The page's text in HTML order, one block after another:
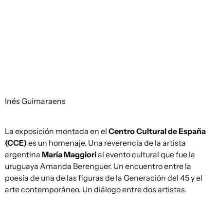
Inés Guimaraens
La exposición montada en el Centro Cultural de España
(CCE)es un homenaje. Una reverencia de la artista
argentina María Maggiorial evento cultural que fue la
uruguaya Amanda Berenguer. Un encuentro entre la
poesía de una de las figuras de la Generación del 45 y el
arte contemporáneo. Un diálogo entre dos artistas.